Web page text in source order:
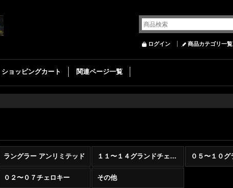
ログイン 商品カテゴリ一覧
ショッピングカート 関連ページ一覧
ラングラー アンリミテッド １１〜１４グランドチェロキー
０２〜０７チェロキー その他